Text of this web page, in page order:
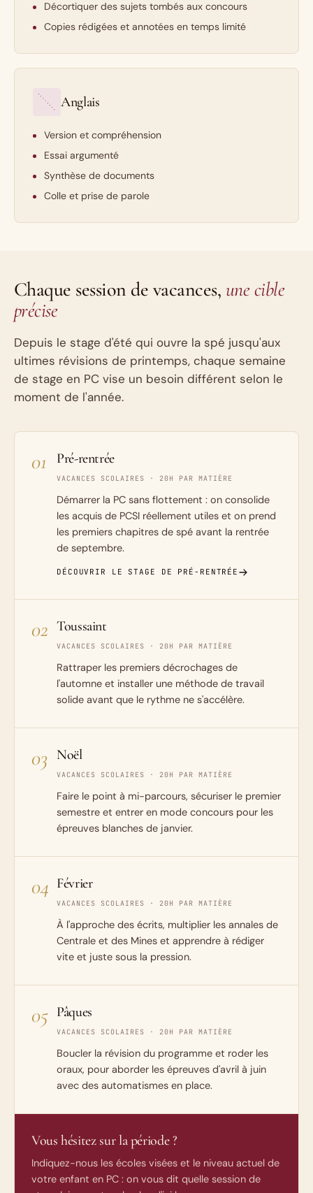
Décortiquer des sujets tombés aux concours
Copies rédigées et annotées en temps limité
Anglais
Version et compréhension
Essai argumenté
Synthèse de documents
Colle et prise de parole
Chaque session de vacances, une cible
précise
Depuis le stage d'été qui ouvre la spé jusqu'aux
ultimes révisions de printemps, chaque semaine
de stage en PC vise un besoin différent selon le
moment de l'année.
01 Pré-rentrée
VACANCES SCOLAIRES · 20H PAR MATIÈRE
Démarrer la PC sans flottement : on consolide
les acquis de PCSI réellement utiles et on prend
les premiers chapitres de spé avant la rentrée
de septembre.
DÉCOUVRIR LE STAGE DE PRÉ-RENTRÉE
02 Toussaint
VACANCES SCOLAIRES · 20H PAR MATIÈRE
Rattraper les premiers décrochages de
l'automne et installer une méthode de travail
solide avant que le rythme ne s'accélère.
03 Noël
VACANCES SCOLAIRES · 20H PAR MATIÈRE
Faire le point à mi-parcours, sécuriser le premier
semestre et entrer en mode concours pour les
épreuves blanches de janvier.
04 Février
VACANCES SCOLAIRES · 20H PAR MATIÈRE
À l'approche des écrits, multiplier les annales de
Centrale et des Mines et apprendre à rédiger
vite et juste sous la pression.
05 Pâques
VACANCES SCOLAIRES · 20H PAR MATIÈRE
Boucler la révision du programme et roder les
oraux, pour aborder les épreuves d'avril à juin
avec des automatismes en place.
Vous hésitez sur la période ?
Indiquez-nous les écoles visées et le niveau actuel de
votre enfant en PC : on vous dit quelle session de